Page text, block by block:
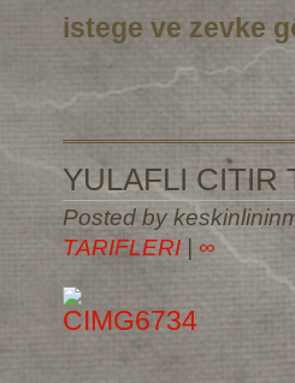
istege ve zevke
YULAFLI CITIR
Posted by
TARIFLERI
∞